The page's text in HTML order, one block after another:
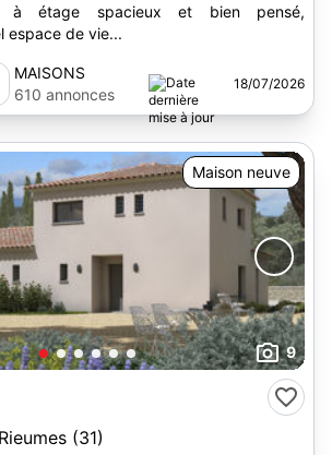
à étage spacieux et bien pensé,
espace de vie...
MAISONS
FRANCE
CONFORT
610 annonces
18/07/2026
Maison neuve
9
Rieumes (31)